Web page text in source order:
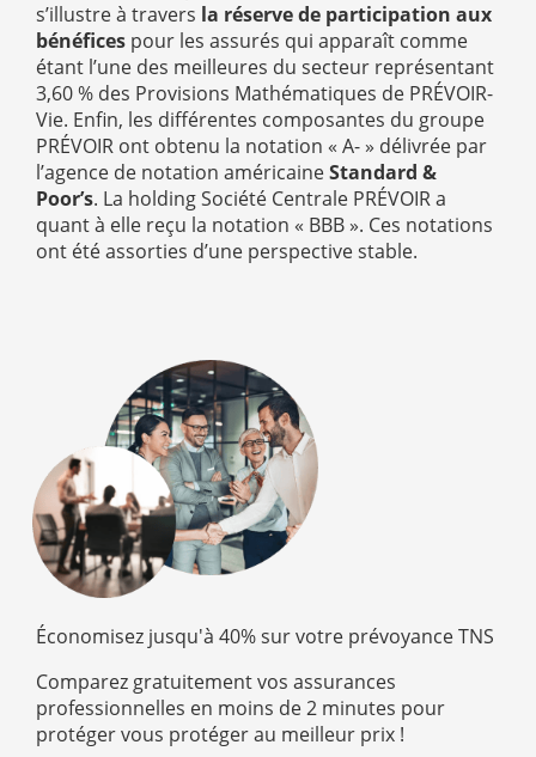
s’illustre à travers la réserve de participation aux
bénéfices pour les assurés qui apparaît comme
étant l’une des meilleures du secteur représentant
3,60 % des Provisions Mathématiques de PRÉVOIR-
Vie. Enfin, les différentes composantes du groupe
PRÉVOIR ont obtenu la notation « A- » délivrée par
l’agence de notation américaineStandard &
Poor’s. La holding Société Centrale PRÉVOIR a
quant à elle reçu la notation « BBB ». Ces notations
ont été assorties d’une perspective stable.
Économisez jusqu'à 40% sur votre prévoyance TNS
Comparez gratuitement vos assurances
professionnelles en moins de 2 minutes pour
protéger vous protéger au meilleur prix !